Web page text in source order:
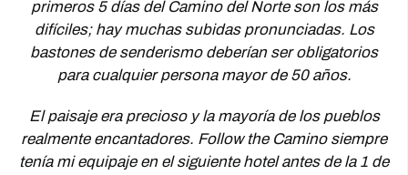
primeros 5 días del Camino del Norte son los más
difíciles; hay muchas subidas pronunciadas. Los
bastones de senderismo deberían ser obligatorios
para cualquier persona mayor de 50 años.
El paisaje era precioso y la mayoría de los pueblos
realmente encantadores. Follow the Camino siempre
tenía mi equipaje en el siguiente hotel antes de la 1 de